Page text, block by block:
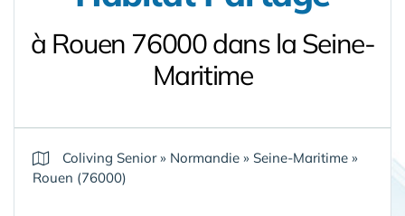
à Rouen 76000 dans la Seine-
Maritime
Coliving Senior» Normandie » Seine-Maritime »
Rouen (76000)